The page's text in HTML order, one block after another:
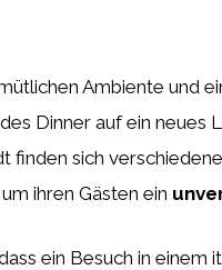
Ambiente und
Dinner auf ein neues
finden sich
ihren Gästen ein
ein Besuch in